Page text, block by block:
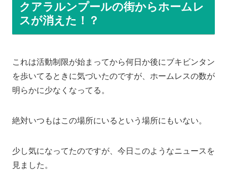
クアラルンプールの街からホームレ
スが消えた！？
これは活動制限が始まってから何日か後にブキビンタン
を歩いてるときに気づいたのですが、ホームレスの数が
明らかに少なくなってる。
絶対いつもはこの場所にいるという場所にもいない。
少し気になってたのですが、今日このようなニュースを
見ました。